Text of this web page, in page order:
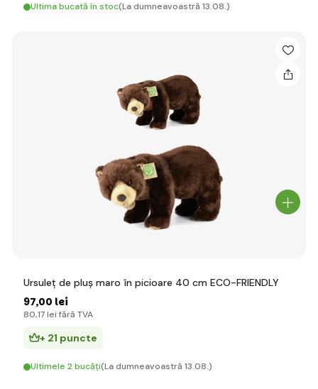
Ultima bucată în stoc(La dumneavoastră 13.08.)
Ursuleț de pluș maro în picioare 40 cm ECO-FRIENDLY
97,00 lei
80,17 lei fără TVA
+ 21 puncte
Ultimele 2 bucăți(La dumneavoastră 13.08.)